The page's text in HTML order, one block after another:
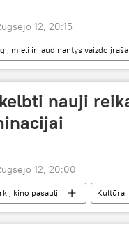
12, 20:15
mieli ir jaudinantys vaizdo
nauji
12, 20:00
į kino pasaulį Kultūra